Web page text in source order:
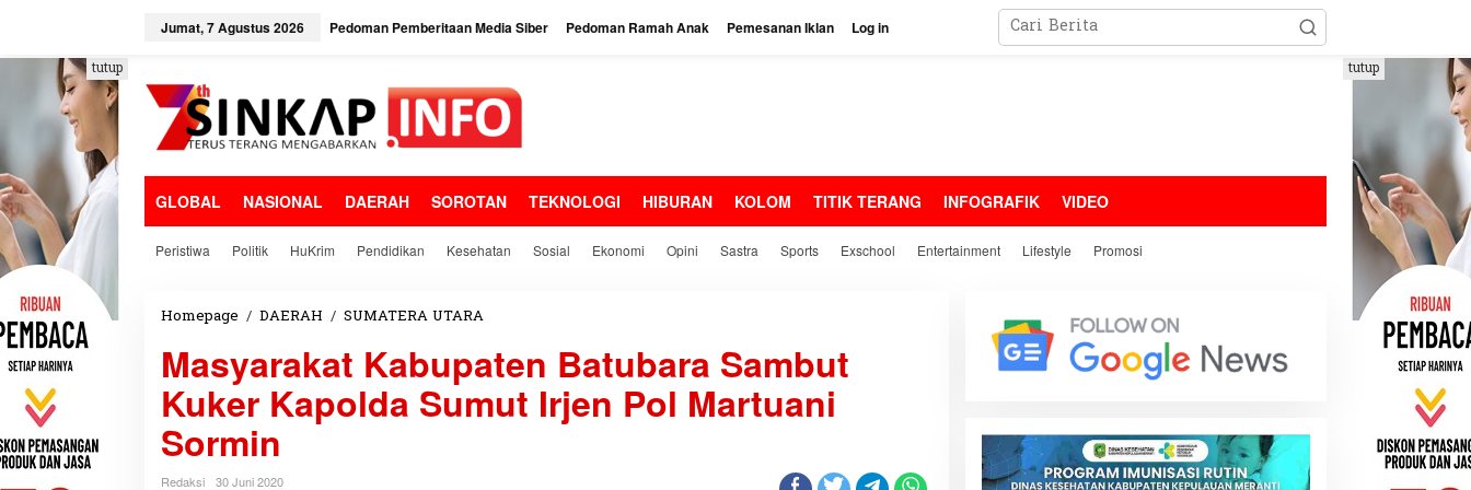
e
k
o
n
t
e
n
Jumat, 7 Agustus 2026 Pedoman Pemberitaan Media Siber Pedoman Ramah Anak Pemesanan Iklan Log in
GLOBAL NASIONAL DAERAH SOROTAN TEKNOLOGI HIBURAN KOLOM TITIK TERANG INFOGRAFIK VIDEO
Peristiwa Politik HuKrim Pendidikan Kesehatan Sosial Ekonomi Opini Sastra Sports Exschool Entertainment Lifestyle Promosi
tutup tutup
Homepage / DAERAH / SUMATERA UTARA
s
y
a
r
Masyarakat Kabupaten Batubara Sambut
Kuker Kapolda Sumut Irjen Pol Martuani
Sormin
Redaksi
30 Juni 2020